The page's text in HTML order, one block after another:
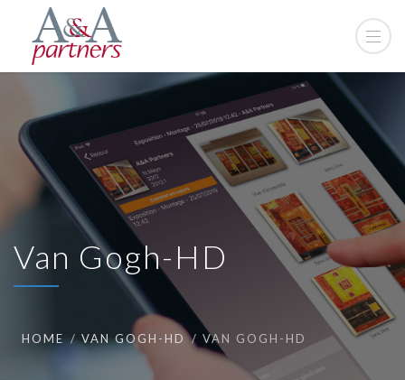
Van Gogh-HD
HOME VAN GOGH-HD VAN GOGH-HD